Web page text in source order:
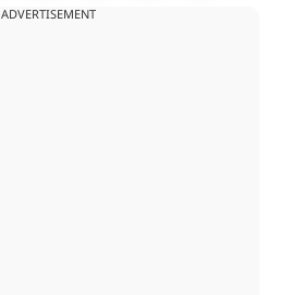
ADVERTISEMENT